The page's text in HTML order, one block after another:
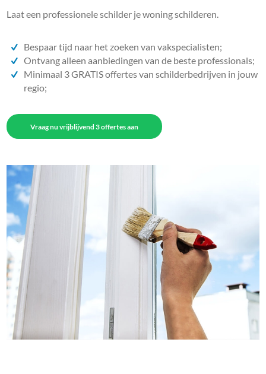
Laat een professionele schilder je woning schilderen.
Bespaar tijd naar het zoeken van vakspecialisten;
Ontvang alleen aanbiedingen van de beste professionals;
Minimaal 3 GRATIS offertes van schilderbedrijven in jouw
regio;
Vraag nu vrijblijvend 3 offertes aan